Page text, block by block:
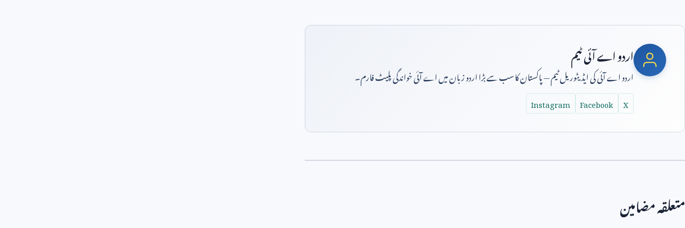
اردو اے آئی ٹیم
اردو اے آئی کی ایڈیٹوریل ٹیم — پاکستان کا سب سے بڑا اردو زبان میں اے آئی خواندگی پلیٹ فارم۔
X
Facebook
Instagram
متعلقہ مضامین